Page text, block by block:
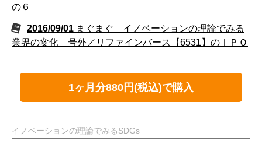
の６
2016/09/01 まぐまぐ イノベーションの理論でみる
業界の変化 号外／リファインバース【6531】のＩＰＯ
1ヶ月分880円(税込)で購入
イノベーションの理論でみるSDGs